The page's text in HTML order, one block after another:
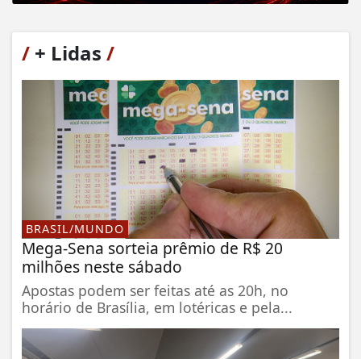
/ + Lidas /
BRASIL/MUNDO
Mega-Sena sorteia prêmio de R$ 20
milhões neste sábado
Apostas podem ser feitas até as 20h, no
horário de Brasília, em lotéricas e pela...